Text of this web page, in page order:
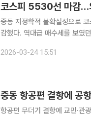
코스피 5530선 마감…
중동 지정학적 불확실성으로
감했다. 역대급 매수세를 보였
거래를 마쳤다. 지수는 전장보
2026-03-24 15:51
중동 항공편 결항에 공
항공편 무더기 결항에 교민·